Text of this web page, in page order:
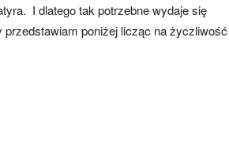
I dlatego tak potrzebne wydaje się
poniżej licząc na życzliwość